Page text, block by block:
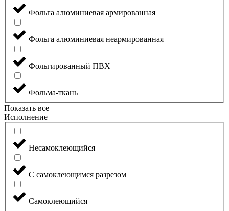
Фольга алюминиевая армированная
Фольга алюминиевая неармированная
Фольгированный ПВХ
Фольма-ткань
Показать все
Исполнение
Несамоклеющийся
С самоклеющимся разрезом
Самоклеющийся